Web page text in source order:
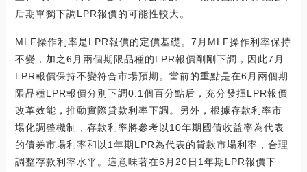
后期單獨下調LPR報價的可能性較大。
MLF操作利率是LPR報價的定價基礎。7月MLF操作利率保持
不變，加之6月兩個期限品種的LPR報價剛剛下調，因此7月
LPR報價保持不變符合市場預期。當前的重點是在6月兩個期
限品種LPR報價分別下調0.1個百分點后，充分發揮LPR報價
改革效能，推動實際貸款利率下調。另外，根據存款利率市
場化調整機制，存款利率將參考以10年期國債收益率為代表
的債券市場利率和以1年期LPR為代表的貸款市場利率，合理
調整存款利率水平。這意味著在6月20日1年期LPR報價下